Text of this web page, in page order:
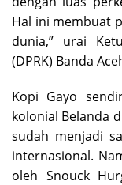
Hal ini membuat
dunia,” urai
(DPRK) Banda
Kopi Gayo
kolonial Belanda
sudah menjadi
internasional.
oleh Snouck